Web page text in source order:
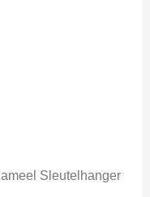
Sleutelhanger